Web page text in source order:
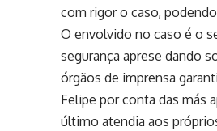
com rigor o caso,
O envolvido no caso é o
segurança aprese dando
órgãos de imprensa
Felipe por conta das más
último atendia aos